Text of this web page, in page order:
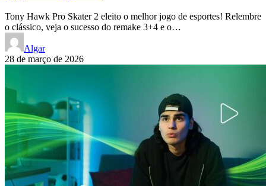
Tony Hawk Pro Skater 2 eleito o melhor jogo de esportes! Relembre
o clássico, veja o sucesso do remake 3+4 e o…
Algar
28 de março de 2026